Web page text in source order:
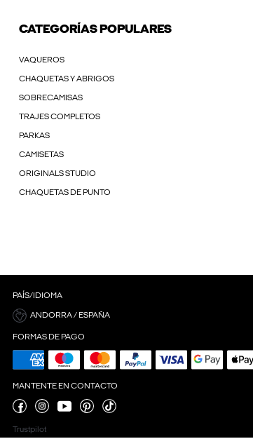
CATEGORÍAS POPULARES
VAQUEROS
CHAQUETAS Y ABRIGOS
SOBRECAMISAS
TRAJES COMPLETOS
PARKAS
CAMISETAS
ORIGINALS STUDIO
CHAQUETAS DE PUNTO
PAÍS/IDIOMA
ANDORRA / ESPAÑA
FORMAS DE PAGO
MANTENTE EN CONTACTO
Trustpilot